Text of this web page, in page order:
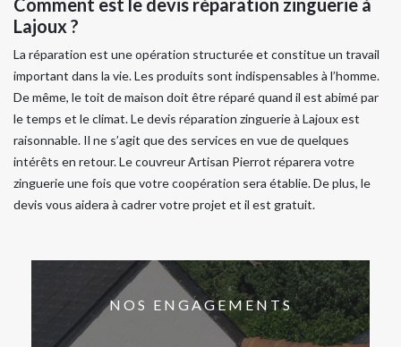
Comment est le devis réparation zinguerie à
Lajoux ?
La réparation est une opération structurée et constitue un travail
important dans la vie. Les produits sont indispensables à l’homme.
De même, le toit de maison doit être réparé quand il est abimé par
le temps et le climat. Le devis réparation zinguerie à Lajoux est
raisonnable. Il ne s’agit que des services en vue de quelques
intérêts en retour. Le couvreur Artisan Pierrot réparera votre
zinguerie une fois que votre coopération sera établie. De plus, le
devis vous aidera à cadrer votre projet et il est gratuit.
NOS ENGAGEMENTS